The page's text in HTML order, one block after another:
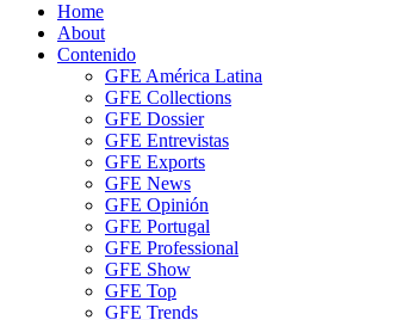
Home
About
Contenido
GFE América Latina
GFE Collections
GFE Dossier
GFE Entrevistas
GFE Exports
GFE News
GFE Opinión
GFE Portugal
GFE Professional
GFE Show
GFE Top
GFE Trends